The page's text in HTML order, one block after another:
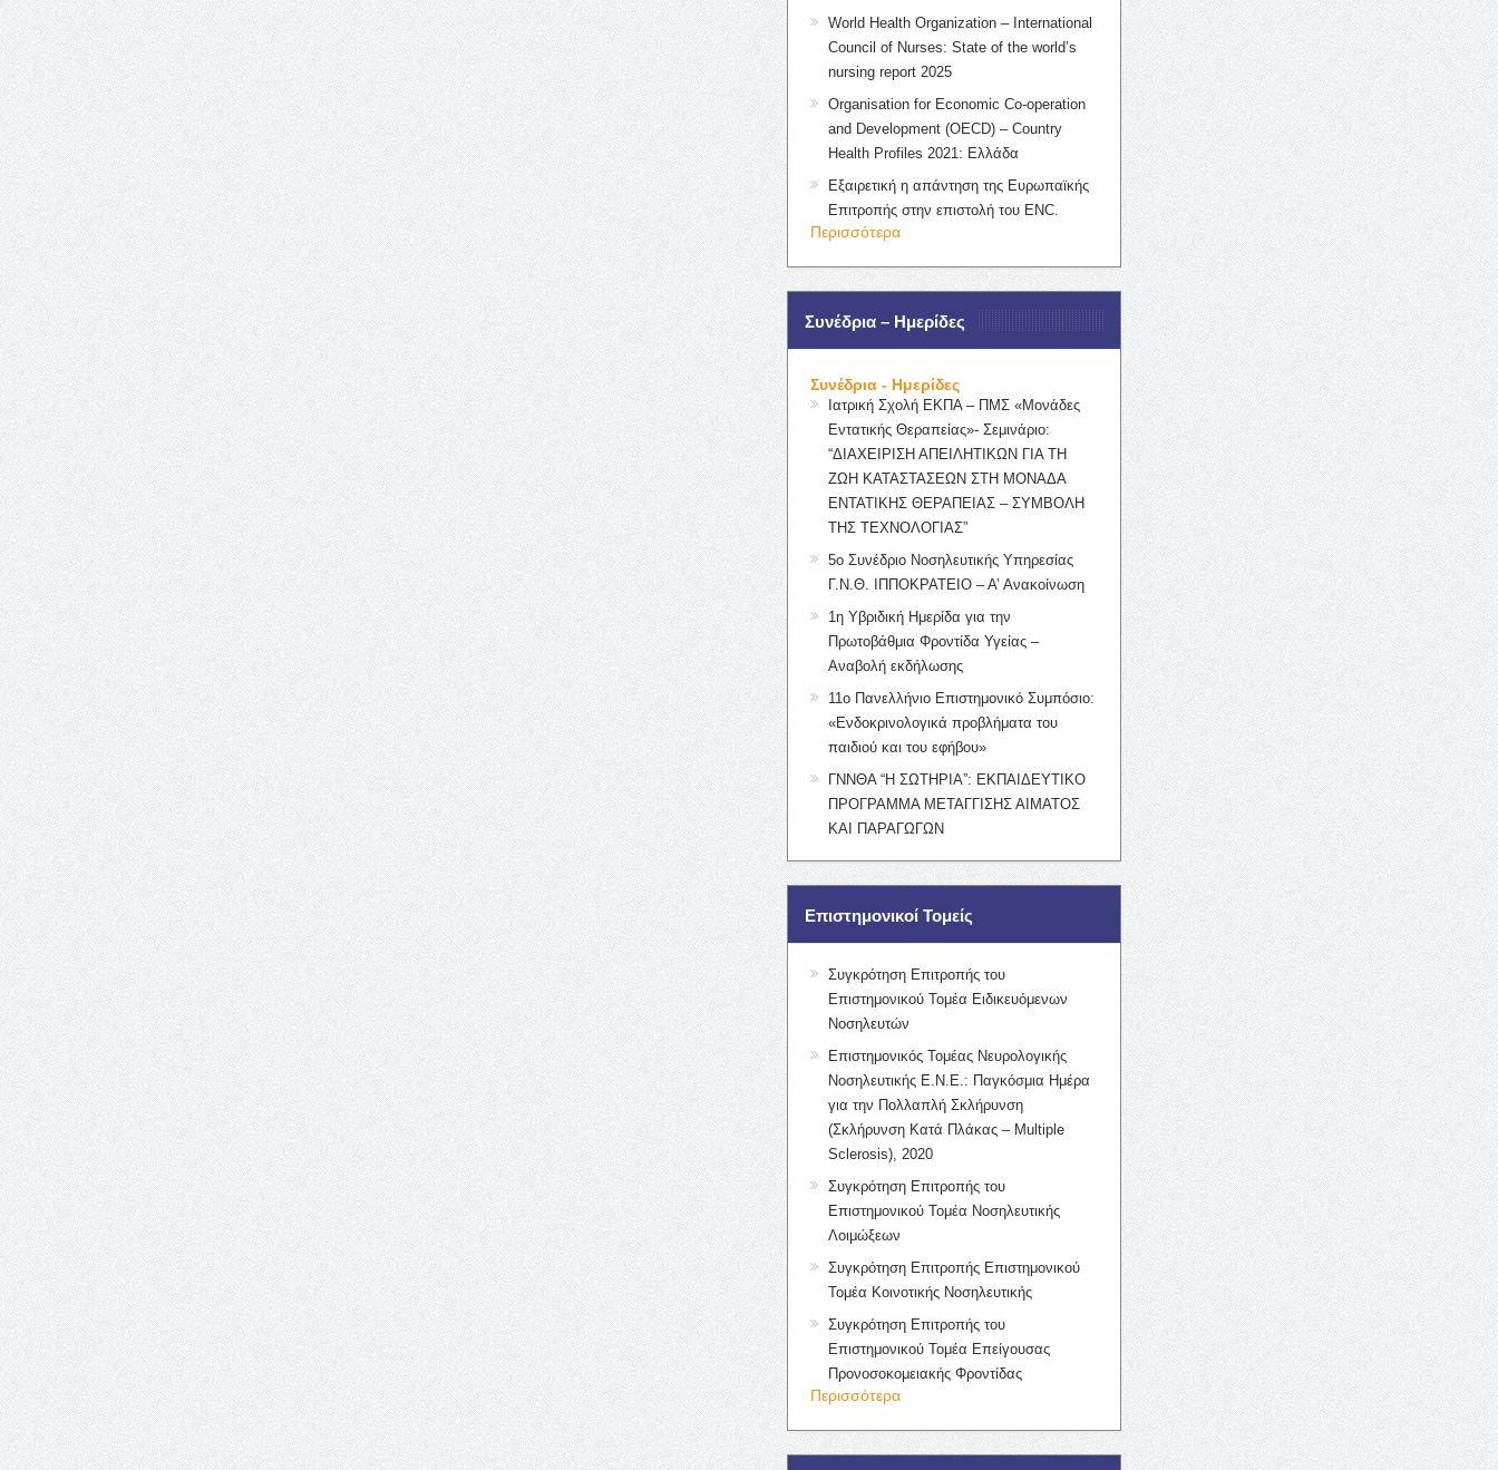
World Health Organization – International
Council of Nurses: State of the world’s
nursing report 2025
Organisation for Economic Co-operation
and Development (OECD) – Country
Health Profiles 2021: Ελλάδα
Εξαιρετική η απάντηση της Ευρωπαϊκής
Επιτροπής στην επιστολή του ENC.
Περισσότερα
Συνέδρια – Ημερίδες
Συνέδρια - Ημερίδες
Ιατρική Σχολή ΕΚΠΑ – ΠΜΣ «Μονάδες
Εντατικής Θεραπείας»- Σεμινάριο:
“ΔΙΑΧΕΙΡΙΣΗ ΑΠΕΙΛΗΤΙΚΩΝ ΓΙΑ ΤΗ
ΖΩΗ ΚΑΤΑΣΤΑΣΕΩΝ ΣΤΗ ΜΟΝΑΔΑ
ΕΝΤΑΤΙΚΗΣ ΘΕΡΑΠΕΙΑΣ – ΣΥΜΒΟΛΗ
ΤΗΣ ΤΕΧΝΟΛΟΓΙΑΣ”
5ο Συνέδριο Νοσηλευτικής Υπηρεσίας
Γ.Ν.Θ. ΙΠΠΟΚΡΑΤΕΙΟ – Α’ Ανακοίνωση
1η Υβριδική Ημερίδα για την
Πρωτοβάθμια Φροντίδα Υγείας –
Αναβολή εκδήλωσης
11ο Πανελλήνιο Επιστημονικό Συμπόσιο:
«Ενδοκρινολογικά προβλήματα του
παιδιού και του εφήβου»
ΓΝΝΘΑ “Η ΣΩΤΗΡΙΑ”: ΕΚΠΑΙΔΕΥΤΙΚΟ
ΠΡΟΓΡΑΜΜΑ ΜΕΤΑΓΓΙΣΗΣ ΑΙΜΑΤΟΣ
ΚΑΙ ΠΑΡΑΓΩΓΩΝ
Επιστημονικοί Τομείς
Συγκρότηση Επιτροπής του
Επιστημονικού Τομέα Ειδικευόμενων
Νοσηλευτών
Επιστημονικός Τομέας Νευρολογικής
Νοσηλευτικής Ε.Ν.Ε.: Παγκόσμια Ημέρα
για την Πολλαπλή Σκλήρυνση
(Σκλήρυνση Κατά Πλάκας – Multiple
Sclerosis), 2020
Συγκρότηση Επιτροπής του
Επιστημονικού Τομέα Νοσηλευτικής
Λοιμώξεων
Συγκρότηση Επιτροπής Επιστημονικού
Τομέα Κοινοτικής Νοσηλευτικής
Συγκρότηση Επιτροπής του
Επιστημονικού Τομέα Επείγουσας
Προνοσοκομειακής Φροντίδας
Περισσότερα